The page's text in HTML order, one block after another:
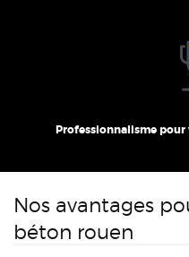
Professionnalisme
Nos avantages
béton rouen